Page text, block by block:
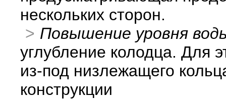
нескольких сторон.
Повышение уровня
углубление колодца. Для
из-под низлежащего
конструкции